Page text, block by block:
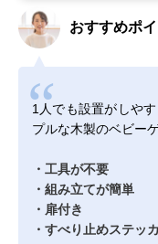
おすすめポ
1人でも設置がしや
プルな木製のベビー
・工具が不要
・組み立てが簡単
・扉付き
・すべり止めステッ